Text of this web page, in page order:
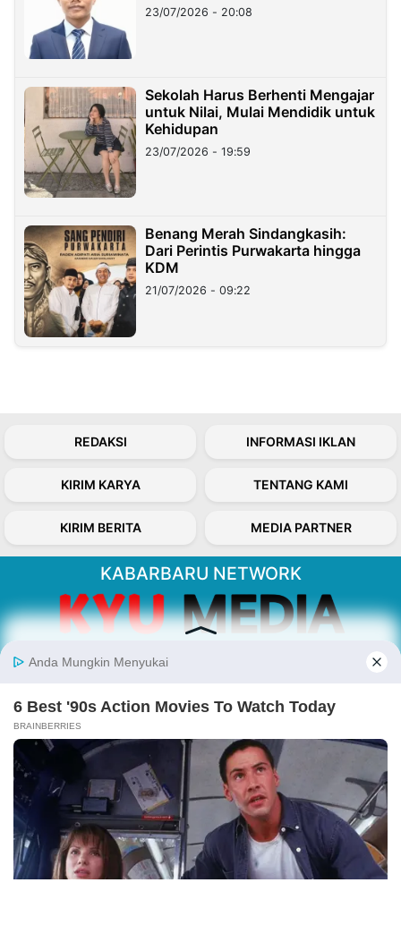
23/07/2026 - 20:08
Sekolah Harus Berhenti Mengajar
untuk Nilai, Mulai Mendidik untuk
Kehidupan
23/07/2026 - 19:59
Benang Merah Sindangkasih:
Dari Perintis Purwakarta hingga
KDM
21/07/2026 - 09:22
REDAKSI INFORMASI IKLAN
KIRIM KARYA TENTANG KAMI
KIRIM BERITA MEDIA PARTNER
KABARBARU NETWORK
Kabarbaru.co menyajikan berita aktual dan
serta terverifikasi dari sumber yang tepat.
Follow Kabarbaru